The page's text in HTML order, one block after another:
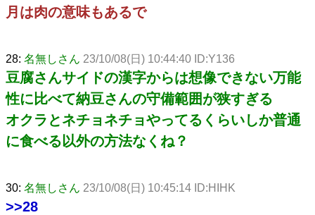
月は肉の意味もあるで
28: 名無しさん 23/10/08(日) 10:44:40 ID:Y136
豆腐さんサイドの漢字からは想像できない万能
性に比べて納豆さんの守備範囲が狭すぎる
オクラとネチョネチョやってるくらいしか普通
に食べる以外の方法なくね？
30: 名無しさん 23/10/08(日) 10:45:14 ID:HIHK
>>28